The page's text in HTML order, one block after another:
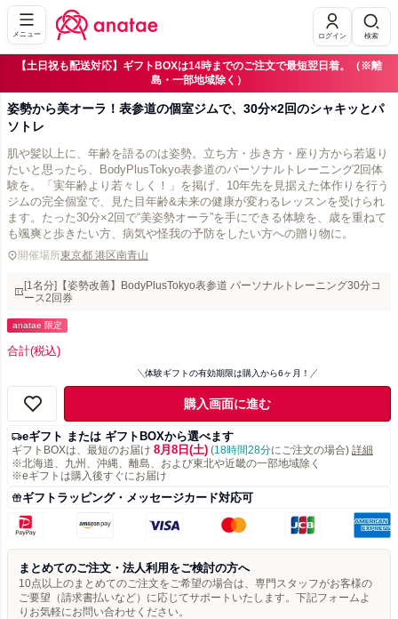
メニュー ログイン 検索
【土日祝も配送対応】ギフトBOXは14時までのご注文で最短翌日着。（※離
島・一部地域除く）
姿勢から美オーラ！表参道の個室ジムで、30分×2回のシャキッとパ
ソトレ
肌や髪以上に、年齢を語るのは姿勢。立ち方・歩き方・座り方から若返り
たいと思ったら、BodyPlusTokyo表参道のパーソナルトレーニング2回体
験を。「実年齢より若々しく！」を掲げ、10年先を見据えた体作りを行う
ジムの完全個室で、見た目年齢&未来の健康が変わるレッスンを受けられ
ます。たった30分×2回で“美姿勢オーラ”を手にできる体験を、歳を重ねて
も颯爽と歩きたい方、病気や怪我の予防をしたい方への贈り物に。
開催場所東京都 港区南青山
[1名分]【姿勢改善】BodyPlusTokyo表参道 パーソナルトレーニング30分コ
ース2回券
anatae 限定
合計(税込)
体験ギフトの有効期限は購入から6ヶ月！
購入画面に進む
eギフト または ギフトBOXから選べます
ギフトBOXは、最短のお届け 8月8日(土) (18時間28分にご注文の場合) 詳細
※北海道、九州、沖縄、離島、および東北や近畿の一部地域除く
※eギフトは購入後すぐにお届け
ギフトラッピング・メッセージカード対応可
まとめてのご注文・法人利用をご検討の方へ
10点以上のまとめてのご注文をご希望の場合は、専門スタッフがお客様の
ご要望（請求書払いなど）に応じてサポートいたします。下記フォームよ
りお気軽にお問い合わせください。